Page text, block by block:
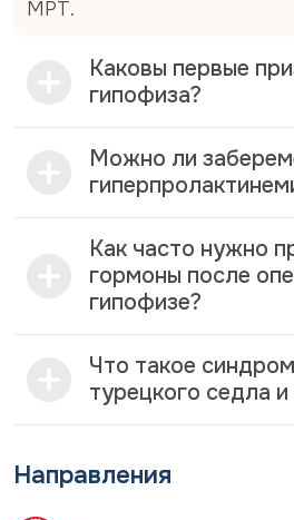
Физиологические
Прием некоторых
антидепрессанты)
недостаточность, цирроз
Симптомы:
бесплодие, галакторея
груди вне периода
Мужчины: снижение либидо,
Гипопитуитаризм:
хватает
или нескольких гормонов
МРТ.
Каковы первые
гипофиза?
Можно ли
Как часто нужно
гормоны после
гипофизе?
Что такое
турецкого седла
Направления